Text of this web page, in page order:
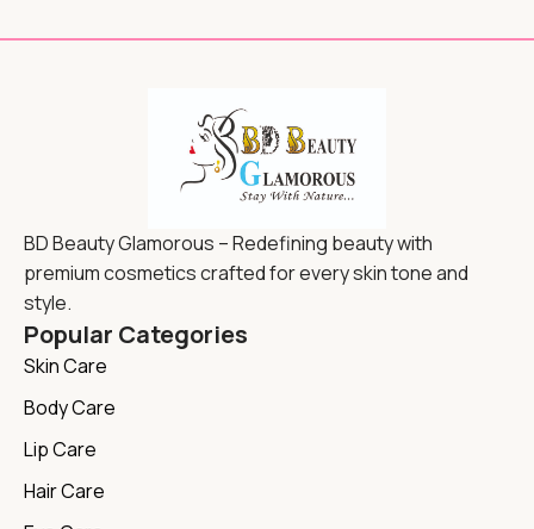
BD Beauty Glamorous – Redefining beauty with
premium cosmetics crafted for every skin tone and
style.
Popular Categories
Skin Care
Body Care
Lip Care
Hair Care